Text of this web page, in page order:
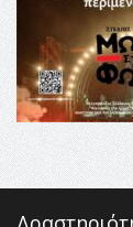
16:18 -
ΣΤΗΝ